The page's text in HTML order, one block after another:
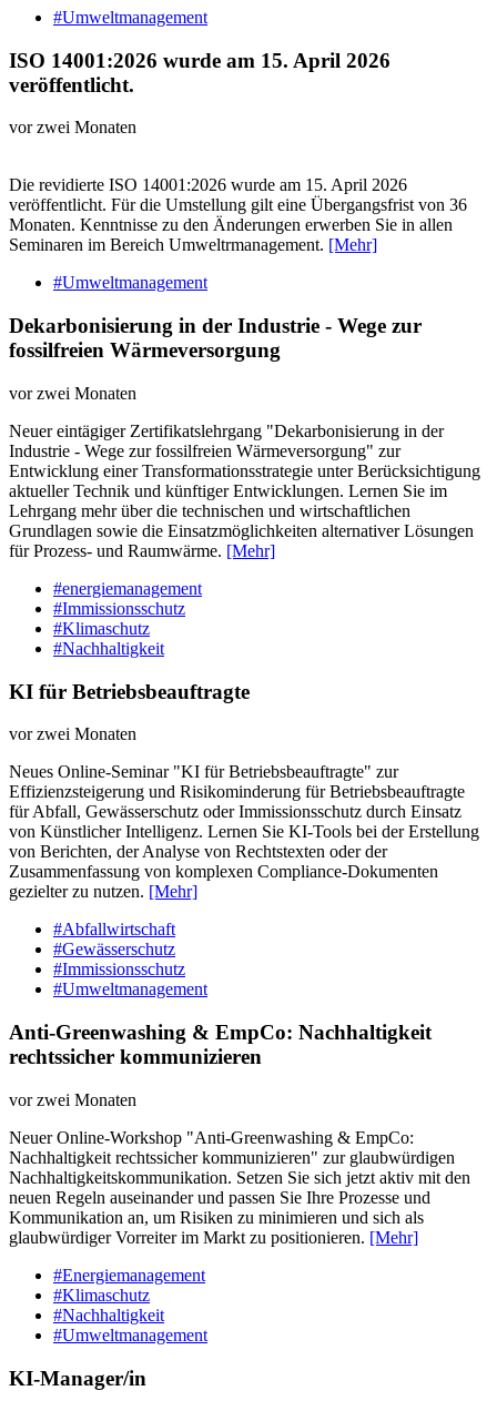
#Umweltmanagement
ISO 14001:2026 wurde am 15. April 2026
veröffentlicht.
vor zwei Monaten
Die revidierte ISO 14001:2026 wurde am 15. April 2026
veröffentlicht. Für die Umstellung gilt eine Übergangsfrist von 36
Monaten. Kenntnisse zu den Änderungen erwerben Sie in allen
Seminaren im Bereich Umweltrmanagement. [Mehr]
#Umweltmanagement
Dekarbonisierung in der Industrie - Wege zur
fossilfreien Wärmeversorgung
vor zwei Monaten
Neuer eintägiger Zertifikatslehrgang "Dekarbonisierung in der
Industrie - Wege zur fossilfreien Wärmeversorgung" zur
Entwicklung einer Transformationsstrategie unter Berücksichtigung
aktueller Technik und künftiger Entwicklungen. Lernen Sie im
Lehrgang mehr über die technischen und wirtschaftlichen
Grundlagen sowie die Einsatzmöglichkeiten alternativer Lösungen
für Prozess- und Raumwärme. [Mehr]
#energiemanagement
#Immissionsschutz
#Klimaschutz
#Nachhaltigkeit
KI für Betriebsbeauftragte
vor zwei Monaten
Neues Online-Seminar "KI für Betriebsbeauftragte" zur
Effizienzsteigerung und Risikominderung für Betriebsbeauftragte
für Abfall, Gewässerschutz oder Immissionsschutz durch Einsatz
von Künstlicher Intelligenz. Lernen Sie KI-Tools bei der Erstellung
von Berichten, der Analyse von Rechtstexten oder der
Zusammenfassung von komplexen Compliance-Dokumenten
gezielter zu nutzen. [Mehr]
#Abfallwirtschaft
#Gewässerschutz
#Immissionsschutz
#Umweltmanagement
Anti-Greenwashing & EmpCo: Nachhaltigkeit
rechtssicher kommunizieren
vor zwei Monaten
Neuer Online-Workshop "Anti-Greenwashing & EmpCo:
Nachhaltigkeit rechtssicher kommunizieren" zur glaubwürdigen
Nachhaltigkeitskommunikation. Setzen Sie sich jetzt aktiv mit den
neuen Regeln auseinander und passen Sie Ihre Prozesse und
Kommunikation an, um Risiken zu minimieren und sich als
glaubwürdiger Vorreiter im Markt zu positionieren. [Mehr]
#Energiemanagement
#Klimaschutz
#Nachhaltigkeit
#Umweltmanagement
KI-Manager/in